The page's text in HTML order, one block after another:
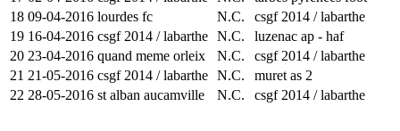
18 09-04-2016 lourdes fc N.C.
csgf 2014 / labarthe
19 16-04-2016 csgf 2014 / labarthe N.C.
luzenac ap - haf
20 23-04-2016 quand meme orleix N.C.
csgf 2014 / labarthe
21 21-05-2016 csgf 2014 / labarthe N.C.
muret as 2
22 28-05-2016 st alban aucamville N.C. csgf 2014 / labarthe